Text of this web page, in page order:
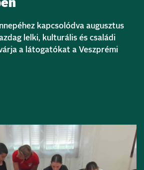
kapcsolódva augusztus
lelki, kulturális és családi
a látogatókat a Veszprémi